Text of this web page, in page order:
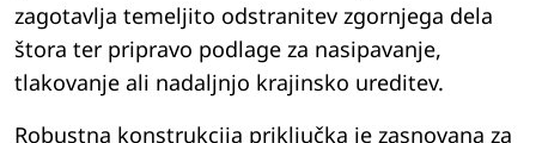
zagotavlja temeljito odstranitev zgornjega dela
štora ter pripravo podlage za nasipavanje,
tlakovanje ali nadaljnjo krajinsko ureditev.
Robustna konstrukcija priključka je zasnovana za